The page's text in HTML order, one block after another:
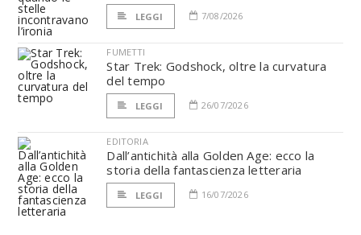
LEGGI 7/08/2026
FUMETTI
Star Trek: Godshock, oltre la curvatura
del tempo
LEGGI 26/07/2026
EDITORIA
Dall’antichità alla Golden Age: ecco la
storia della fantascienza letteraria
LEGGI 16/07/2026